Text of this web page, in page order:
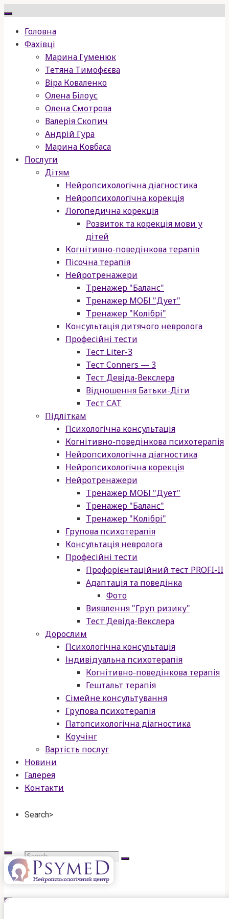
Skip
contentГоловна
Фахівці
Марина Гуменюк
Тетяна Тимофєєва
Віра Коваленко
Олена Білоус
Олена Смотрова
Валерія Скопич
Андрій Гура
Марина Ковбаса
Послуги
Дітям
Нейропсихологічна діагностика
Нейропсихологічна корекція
Логопедична корекція
Розвиток та корекція мови у
дітей
Когнітивно-поведінкова терапія
Пісочна терапія
Нейротренажери
Тренажер "Баланс"
Тренажер МОБІ "Дует"
Тренажер "Колібрі"
Консультація дитячого невролога
Професійні тести
Тест Liter-3
Тест Conners — 3
Тест Девіда-Векслера
Відношення Батьки-Діти
Тест САТ
Підліткам
Психологічна консультація
Когнітивно-поведінкова психотерапія
Нейропсихологічна діагностика
Нейропсихологічна корекція
Нейротренажери
Тренажер МОБІ "Дует"
Тренажер "Баланс"
Тренажер "Колібрі"
Групова психотерапія
Консультація невролога
Професійні тести
Профорієнтаційний тест PROFI-II
Адаптація та поведінка
Фото
Виявлення "Груп ризику"
Тест Девіда-Векслера
Дорослим
Психологічна консультація
Індивідуальна психотерапія
Когнітивно-поведінкова терапія
Гештальт терапія
Сімейне консультування
Групова психотерапія
Патопсихологічна діагностика
Коучінг
Вартість послуг
Новини
Галерея
Контакти
Search>
Search
for:
psymed